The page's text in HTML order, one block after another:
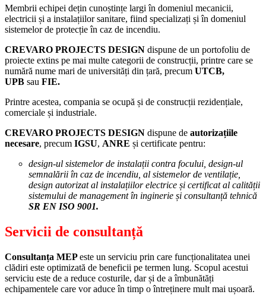
Membrii echipei dețin cunoștințe largi în domeniul mecanicii,
electricii și a instalațiilor sanitare, fiind specializați și în domeniul
sistemelor de protecție în caz de incendiu.
CREVARO PROJECTS DESIGN dispune de un portofoliu de
proiecte extins pe mai multe categorii de construcții, printre care se
numără nume mari de universități din țară, precum UTCB,
UPB sau FIE.
Printre acestea, compania se ocupă și de construcții rezidențiale,
comerciale și industriale.
CREVARO PROJECTS DESIGN dispune de autorizațiile
necesare, precum IGSU, ANRE și certificate pentru:
design-ul sistemelor de instalații contra focului, design-ul
semnalării în caz de incendiu, al sistemelor de ventilație,
design autorizat al instalațiilor electrice și certificat al calității
sistemului de management în inginerie și consultanță tehnică
SR EN ISO 9001.
Servicii de consultanță
Consultanța MEPeste un serviciu prin care funcționalitatea unei
clădiri este optimizată de beneficii pe termen lung. Scopul acestui
serviciu este de a reduce costurile, dar și de a îmbunătăți
echipamentele care vor aduce în timp o întreținere mult mai ușoară.